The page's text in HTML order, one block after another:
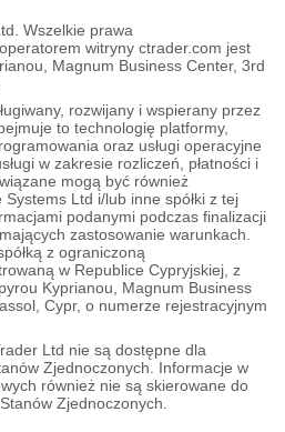
Wszelkie prawa
witryny ctrader.com jest
Magnum Business Center, 3rd
rozwijany i wspierany przez
to technologię platformy,
oraz usługi operacyjne
w zakresie rozliczeń, płatności i
mogą być również
Ltd i/lub inne spółki z tej
podanymi podczas finalizacji
zastosowanie warunkach.
z ograniczoną
w Republice Cypryjskiej, z
Kyprianou, Magnum Business
Cypr, o numerze rejestracyjnym
Ltd nie są dostępne dla
Zjednoczonych. Informacje w
również nie są skierowane do
Zjednoczonych.